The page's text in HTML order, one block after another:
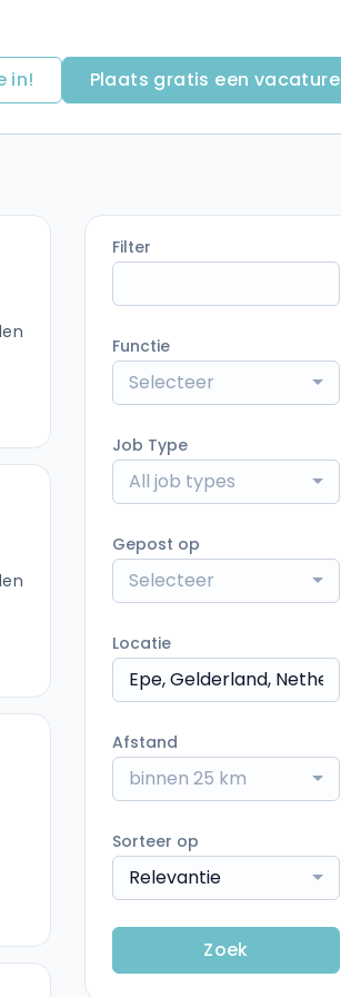
in! Plaats gratis een vacature
Filter
Functie
Selecteer
Job Type
All job types
Gepost op
Selecteer
Locatie
Afstand
binnen 25 km
Sorteer op
Relevantie
Zoek